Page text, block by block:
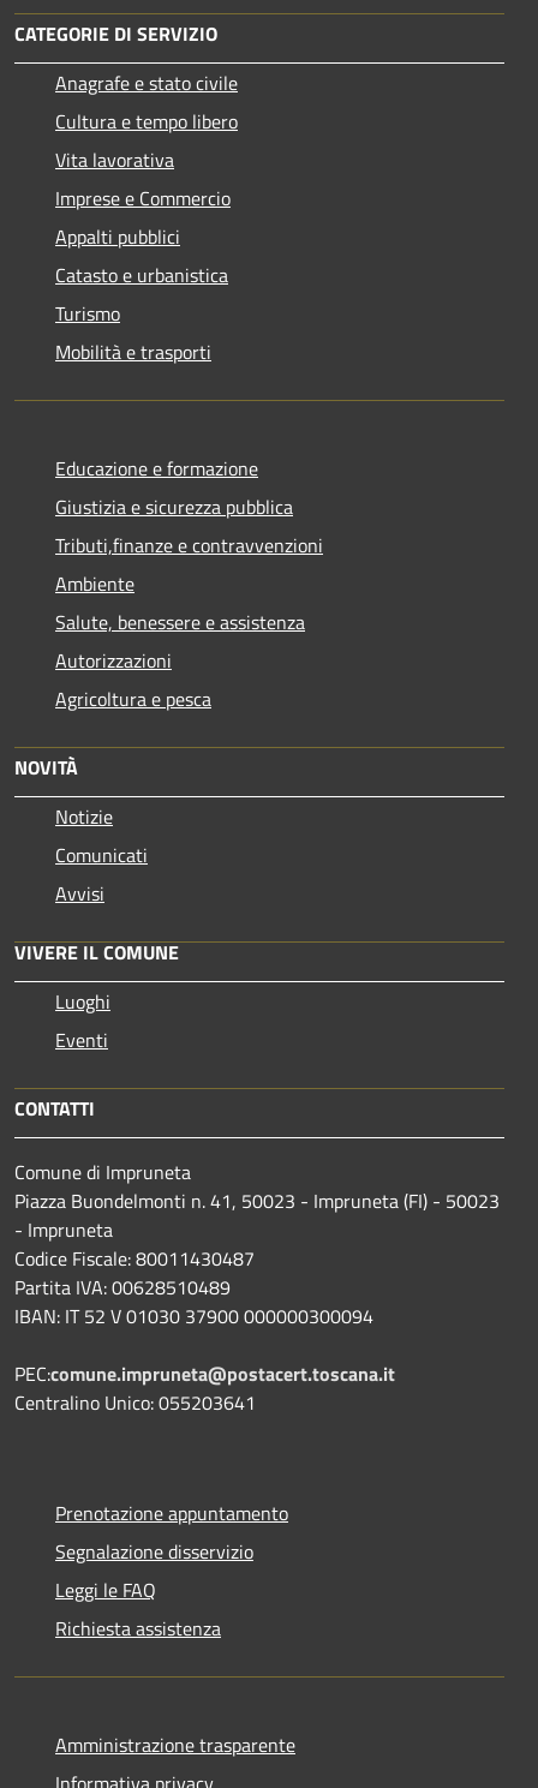
CATEGORIE DI SERVIZIO
Anagrafe e stato civile
Cultura e tempo libero
Vita lavorativa
Imprese e Commercio
Appalti pubblici
Catasto e urbanistica
Turismo
Mobilità e trasporti
Educazione e formazione
Giustizia e sicurezza pubblica
Tributi,finanze e contravvenzioni
Ambiente
Salute, benessere e assistenza
Autorizzazioni
Agricoltura e pesca
NOVITÀ
Notizie
Comunicati
Avvisi
VIVERE IL COMUNE
Luoghi
Eventi
CONTATTI
Comune di Impruneta
Piazza Buondelmonti n. 41, 50023 - Impruneta (FI) - 50023
- Impruneta
Codice Fiscale: 80011430487
Partita IVA: 00628510489
IBAN: IT 52 V 01030 37900 000000300094
PEC:comune.impruneta@postacert.toscana.it
Centralino Unico: 055203641
Prenotazione appuntamento
Segnalazione disservizio
Leggi le FAQ
Richiesta assistenza
Amministrazione trasparente